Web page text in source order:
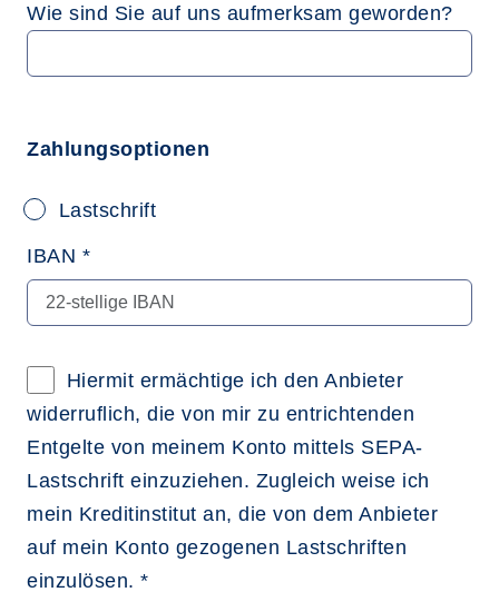
Wie sind Sie auf uns aufmerksam geworden?
Zahlungsoptionen
Lastschrift
IBAN *
Hiermit ermächtige ich den Anbieter
widerruflich, die von mir zu entrichtenden
Entgelte von meinem Konto mittels SEPA-
Lastschrift einzuziehen. Zugleich weise ich
mein Kreditinstitut an, die von dem Anbieter
auf mein Konto gezogenen Lastschriften
einzulösen. *